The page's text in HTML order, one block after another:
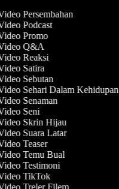
Persembahan
Podcast
Promo
Video Q&A
Reaksi
Satira
Sebutan
Video Sehari Dalam Kehidupan
Senaman
Seni
Video Skrin Hijau
Suara Latar
Teaser
Temu Bual
Testimoni
TikTok